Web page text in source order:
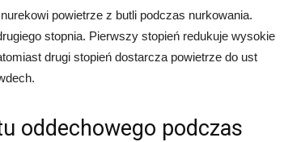
powietrze z butli podczas nurkowania.
stopnia. Pierwszy stopień redukuje wysokie
drugi stopień dostarcza powietrze do ust
oddechowego podczas